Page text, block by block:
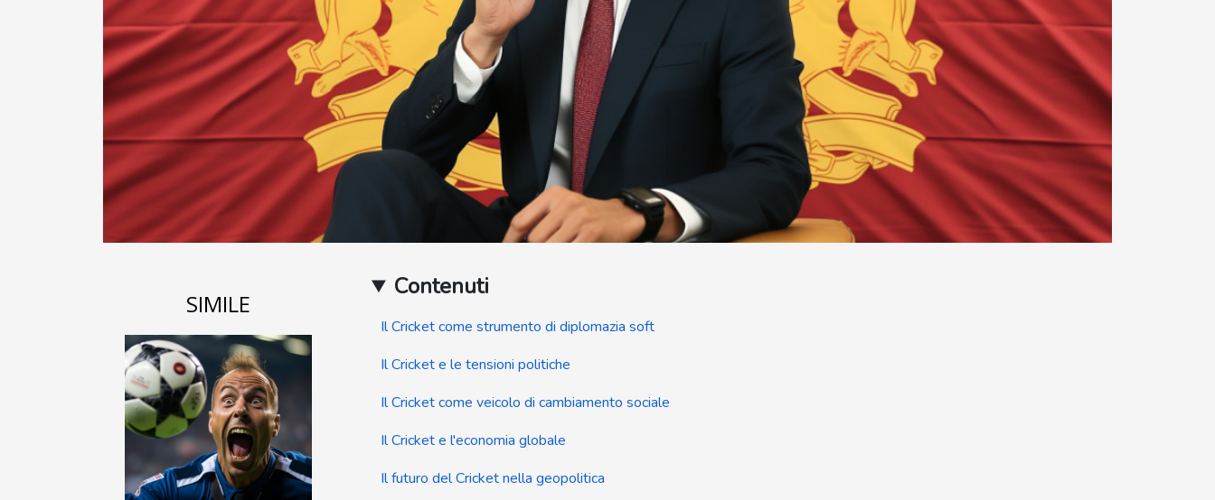
SIMILE
Contenuti
Il Cricket come strumento di diplomazia soft
Il Cricket e le tensioni politiche
Il Cricket come veicolo di cambiamento sociale
Il Cricket e l'economia globale
Il futuro del Cricket nella geopolitica